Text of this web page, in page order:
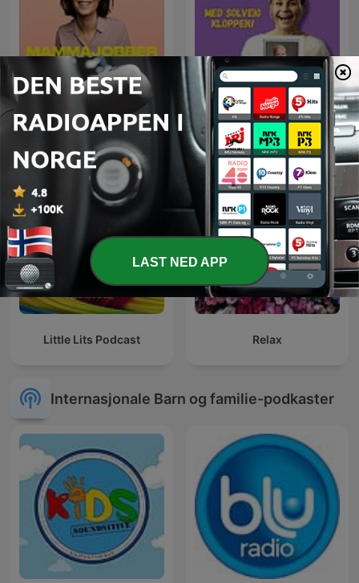
Mamma Jobber Min barneoppdragelse
Little Lits Podcast Relax
Internasjonale Barn og familie-podkaster
LAST NED APP